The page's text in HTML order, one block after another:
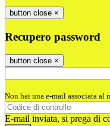
button close ×
Recupero password
button close ×
Non hai una e-mail associata al
E-mail inviata, si prega di